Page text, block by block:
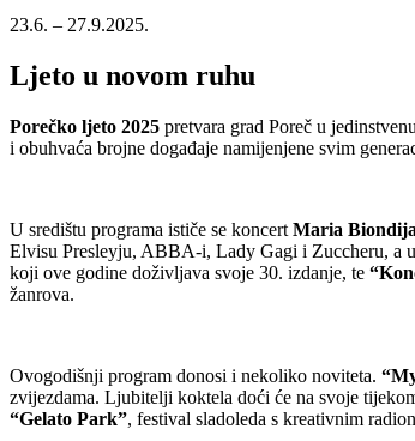
23.6. – 27.9.2025.
Ljeto u novom ruhu
Porečko ljeto 2025 pretvara grad Poreč u
i obuhvaća brojne događaje namijenjene svim
U središtu programa ističe se koncert Maria Biondija
Elvisu Presleyju, ABBA-i, Lady Gagi i Zuccheru, a
koji ove godine doživljava svoje 30. izdanje, te
žanrova.
Ovogodišnji program donosi i nekoliko noviteta.
zvijezdama. Ljubitelji koktela doći će na svoje
“Gelato Park”, festival sladoleda s kreativnim